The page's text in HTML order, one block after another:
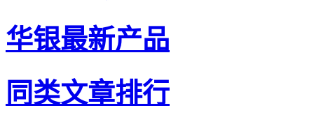
华银最新产品
同类文章排行